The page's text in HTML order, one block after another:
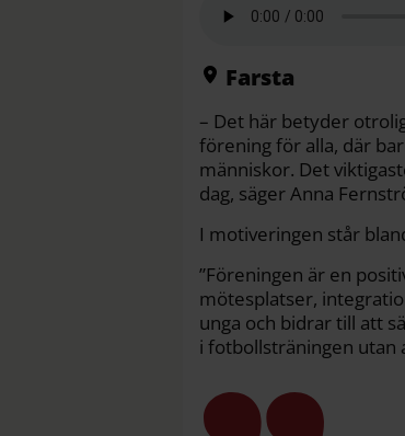
b
k
t
Farsta
– Det här betyder
förening för alla, där
människor. Det
dag, säger Anna
I motiveringen står
”Föreningen är en
mötesplatser,
unga och bidrar till att
i fotbollsträningen utan